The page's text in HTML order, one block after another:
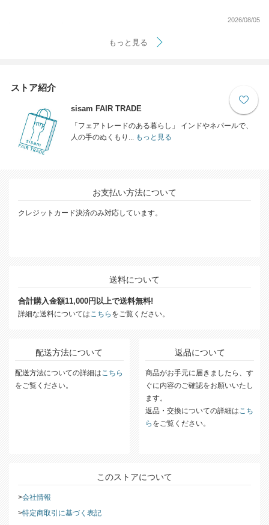
2026/08/05
もっと見る
ストア紹介
sisam FAIR TRADE
「フェアトレードのある暮らし」 インドやネパールで、
人の手のぬくもり...もっと見る
お支払い方法について
クレジットカード決済のみ対応しています。
送料について
合計購入金額11,000円以上で送料無料!
詳細な送料については こちら をご覧ください。
配送方法について
配送方法についての詳細は こちら
をご覧ください。
返品について
商品がお手元に届きましたら、す
ぐに内容のご確認をお願いいたし
ます。
返品・交換についての詳細は こち
ら をご覧ください。
このストアについて
会社情報
特定商取引に基づく表記